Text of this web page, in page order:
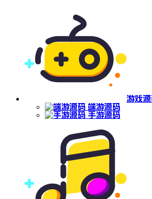
游戏
端游源码
手游源码